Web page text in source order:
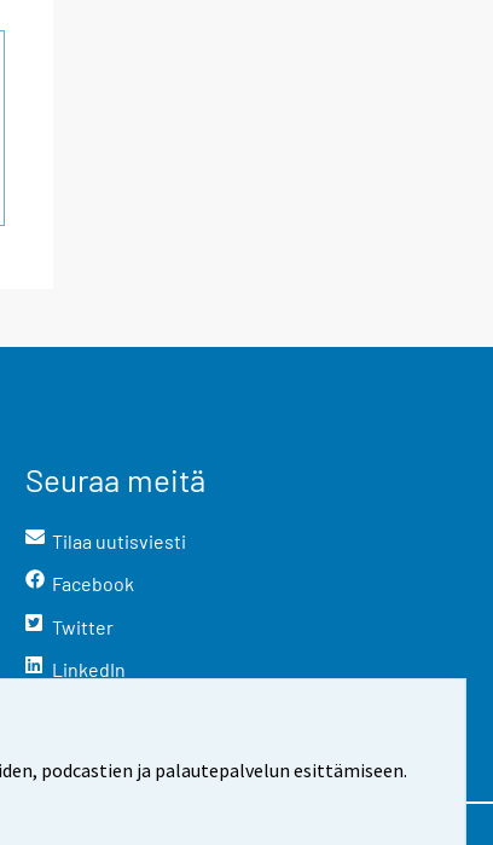
podcastien ja palautepalvelun esittämiseen.
Seuraa meitä
Tilaa uutisviesti
Facebook
Twitter
LinkedIn